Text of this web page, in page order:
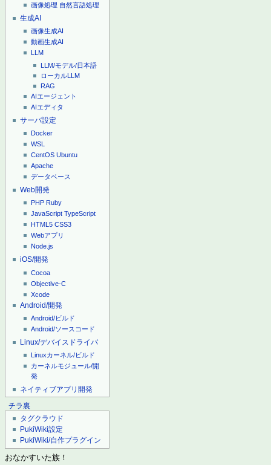
画像処理 自然言語処理
生成AI
画像生成AI
動画生成AI
LLM
LLM/モデル/日本語
ローカルLLM
RAG
AIエージェント
AIエディタ
サーバ設定
Docker
WSL
CentOS Ubuntu
Apache
データベース
Web開発
PHP Ruby
JavaScript TypeScript
HTML5 CSS3
Webアプリ
Node.js
iOS/開発
Cocoa
Objective-C
Xcode
Android/開発
Android/ビルド
Android/ソースコード
Linux/デバイスドライバ
Linuxカーネル/ビルド
カーネルモジュール/開
発
ネイティブアプリ開発
チラ裏
タグクラウド
PukiWiki設定
PukiWiki/自作プラグイン
おなかすいた族！